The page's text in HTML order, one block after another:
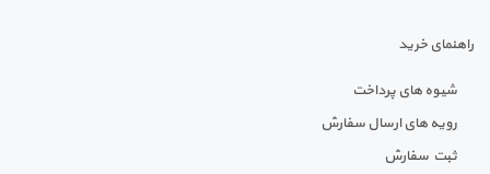
راهنمای خرید
شیوه های پرداخت
رویه های ارسال سفارش
ثبت سفارش